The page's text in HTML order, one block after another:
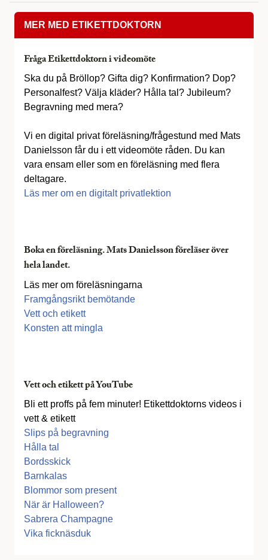
MER MED ETIKETTDOKTORN
Fråga Etikettdoktorn i videomöte
Ska du på Bröllop? Gifta dig? Konfirmation? Dop?
Personalfest? Välja kläder? Hålla tal? Jubileum?
Begravning med mera?
Vi en digital privat föreläsning/frågestund med Mats
Danielsson får du i ett videomöte råden. Du kan
vara ensam eller som en föreläsning med flera
deltagare.
Läs mer om en digitalt privatlektion
Boka en föreläsning. Mats Danielsson föreläser över
hela landet.
Läs mer om föreläsningarna
Framgångsrikt bemötande
Vett och etikett
Konsten att mingla
Vett och etikett på YouTube
Bli ett proffs på fem minuter! Etikettdoktorns videos i
vett & etikett
Slips på begravning
Hålla tal
Bordsskick
Barnkalas
Blommor som present
När är Halloween?
Sabrera Champagne
Vika ficknäsduk